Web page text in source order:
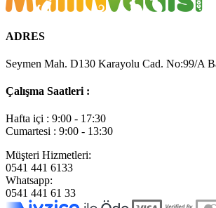
ADRES
Seymen Mah. D130 Karayolu Cad. No:99/A
Çalışma Saatleri :
Hafta içi : 9:00 - 17:30
Cumartesi : 9:00 - 13:30
Müşteri Hizmetleri:
0541 441 6133
Whatsapp:
0541 441 61 33